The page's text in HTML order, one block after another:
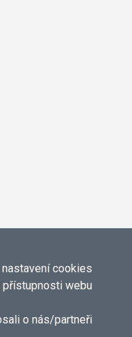
cookies
přístupnosti webu
o nás/partneři